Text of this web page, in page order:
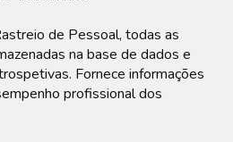
de Pessoal, todas as
na base de dados e
Fornece informações
profissional dos